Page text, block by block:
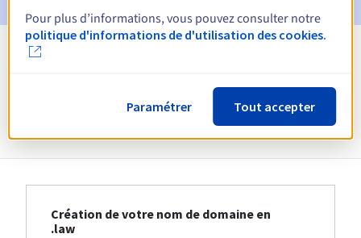
Informations sur le .law
Création de votre nom de domaine en
.law
Pour plus d’informations, vous pouvez consulter notre
politique d'informations de d'utilisation des cookies.
Paramétrer Tout accepter